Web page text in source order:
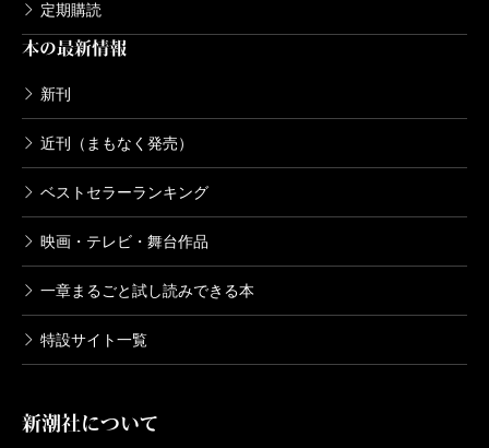
定期購読
本の最新情報
新刊
近刊（まもなく発売）
ベストセラーランキング
映画・テレビ・舞台作品
一章まるごと試し読みできる本
特設サイト一覧
新潮社について